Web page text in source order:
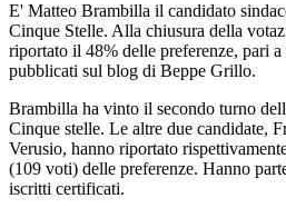
E' Matteo Brambilla il candidato
Cinque Stelle. Alla chiusura della
riportato il 48% delle preferenze, pari
pubblicati sul blog di Beppe Grillo.
Brambilla ha vinto il secondo turno
Cinque stelle. Le altre due candidate,
Verusio, hanno riportato
(109 voti) delle preferenze. Hanno
iscritti certificati.